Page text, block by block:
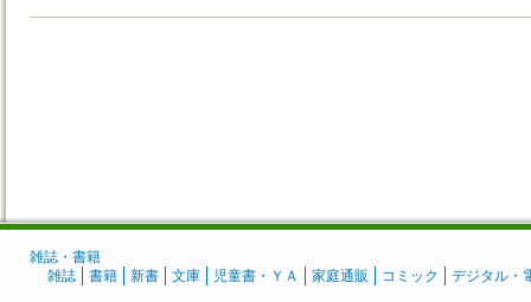
雑誌・書籍
雑誌
書籍 新書 文庫 児童書・ＹＡ 家庭通販 コミック デジタル・